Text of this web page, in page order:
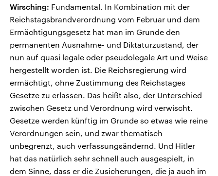
Wirsching: Fundamental. In Kombination mit der
Reichstagsbrandverordnung vom Februar und dem
Ermächtigungsgesetz hat man im Grunde den
permanenten Ausnahme- und Diktaturzustand, der
nun auf quasi legale oder pseudolegale Art und Weise
hergestellt worden ist. Die Reichsregierung wird
ermächtigt, ohne Zustimmung des Reichstages
Gesetze zu erlassen. Das heißt also, der Unterschied
zwischen Gesetz und Verordnung wird verwischt.
Gesetze werden künftig im Grunde so etwas wie reine
Verordnungen sein, und zwar thematisch
unbegrenzt, auch verfassungsändernd. Und Hitler
hat das natürlich sehr schnell auch ausgespielt, in
dem Sinne, dass er die Zusicherungen, die ja auch im